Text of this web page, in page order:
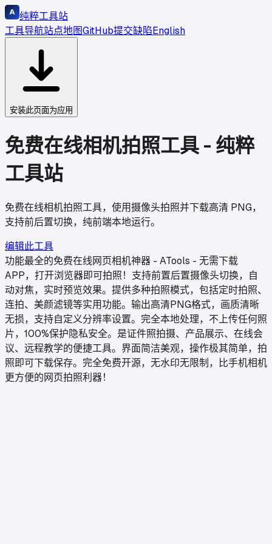
纯粹工具站
工具导航站点地图GitHub提交缺陷English
安装此页面为应用
免费在线相机拍照工具 - 纯粹
工具站
免费在线相机拍照工具，使用摄像头拍照并下载高清 PNG，
支持前后置切换，纯前端本地运行。
编辑此工具
功能最全的免费在线网页相机神器 - ATools - 无需下载
APP，打开浏览器即可拍照！支持前置后置摄像头切换，自
动对焦，实时预览效果。提供多种拍照模式，包括定时拍照、
连拍、美颜滤镜等实用功能。输出高清PNG格式，画质清晰
无损，支持自定义分辨率设置。完全本地处理，不上传任何照
片，100%保护隐私安全。是证件照拍摄、产品展示、在线会
议、远程教学的便捷工具。界面简洁美观，操作极其简单，拍
照即可下载保存。完全免费开源，无水印无限制，比手机相机
更方便的网页拍照利器！